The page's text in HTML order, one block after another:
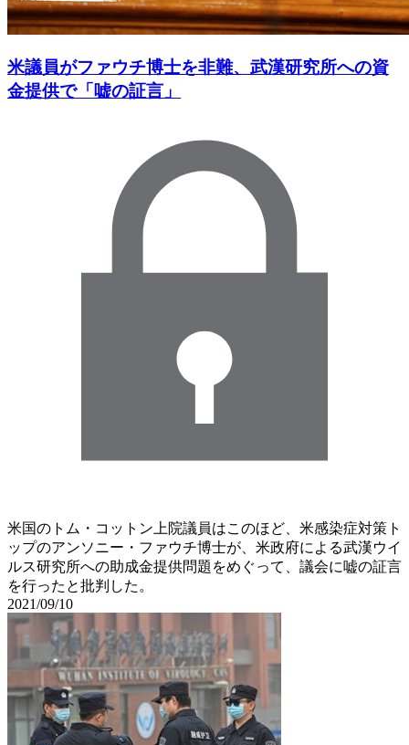
米議員がファウチ博士を非難、武漢研究所への資
金提供で「嘘の証言」
米国のトム・コットン上院議員はこのほど、米感染症対策ト
ップのアンソニー・ファウチ博士が、米政府による武漢ウイ
ルス研究所への助成金提供問題をめぐって、議会に嘘の証言
を行ったと批判した。
2021/09/10